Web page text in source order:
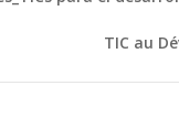
TIC au